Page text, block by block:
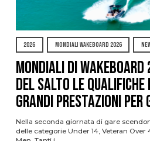
2026 MONDIALI WAKEBOARD 2026
Mondiali di Wakeboard
del Salto le qualifiche
grandi prestazioni
Nella seconda giornata di gare
delle categorie Under 14, Veteran